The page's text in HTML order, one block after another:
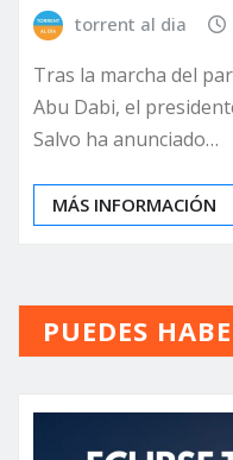
torrent al dia
Tras la marcha del
Abu Dabi, el
Salvo ha anunciado…
MÁS INFORMACIÓN
PUEDES